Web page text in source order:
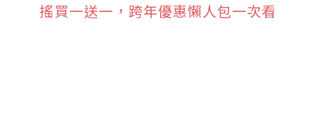
搖買一送一，跨年優惠懶人包一次看